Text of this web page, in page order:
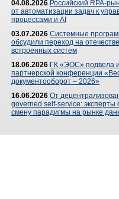
04.08.2026 Российский RPA-
от автоматизации задач к
процессами и AI
03.07.2026 Системные
обсудили переход на
встроенных систем
18.06.2026 ГК «ЭОС» подвела
партнерской конференции
документооборот – 2026»
16.06.2026 От
governed self-service: эксперты
смену парадигмы на рынке